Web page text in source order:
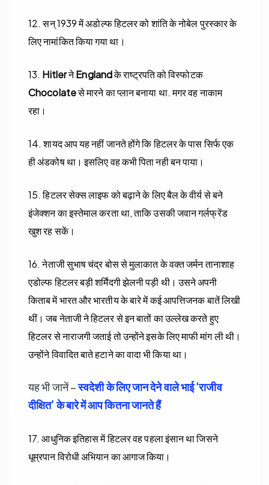
12. सन् 1939 में अडोल्फ हिटलर को शांति के नोबेल पुरस्कार के
लिए नामांकित किया गया था।
13. HitlerनेEnglandके राष्ट्रपति को विस्फोटक
Chocolateसे मारने का प्लान बनाया था. मगर वह नाकाम
रहा।
14. शायद आप यह नहीं जानते होंगे कि हिटलर के पास सिर्फ एक
ही अंडकोष था। इसलिए वह कभी पिता नही बन पाया।
15. हिटलर सेक्स लाइफ को बढ़ाने के लिए बैल के वीर्य से बने
इंजेक्शन का इस्तेमाल करता था, ताकि उसकी जवान गर्लफ्रेंड
खुश रह सकें।
16. नेताजी सुभाष चंद्र बोस से मुलाकात के वक्त जर्मन तानाशाह
एडोल्फ हिटलर बड़ी शर्मिंदगी झेलनी पड़ी थी। उसने अपनी
किताब में भारत और भारतीय के बारे में कई आपत्तिजनक बातें लिखी
थीं। जब नेताजी ने हिटलर से इन बातों का उल्लेख करते हुए
हिटलर से नाराजगी जताई तो उन्होंने इसके लिए माफी मांग ली थी।
उन्होंने विवादित बाते हटाने का वादा भी किया था।
यह भी जानें –स्वदेशी के लिए जान देने वाले भाई ‘राजीव
दीक्षित’ के बारे में आप कितना जानते हैं
17. आधुनिक इतिहास में हिटलर वह पहला इंसान था जिसने
धूम्रपान विरोधी अभियान का आगाज किया।